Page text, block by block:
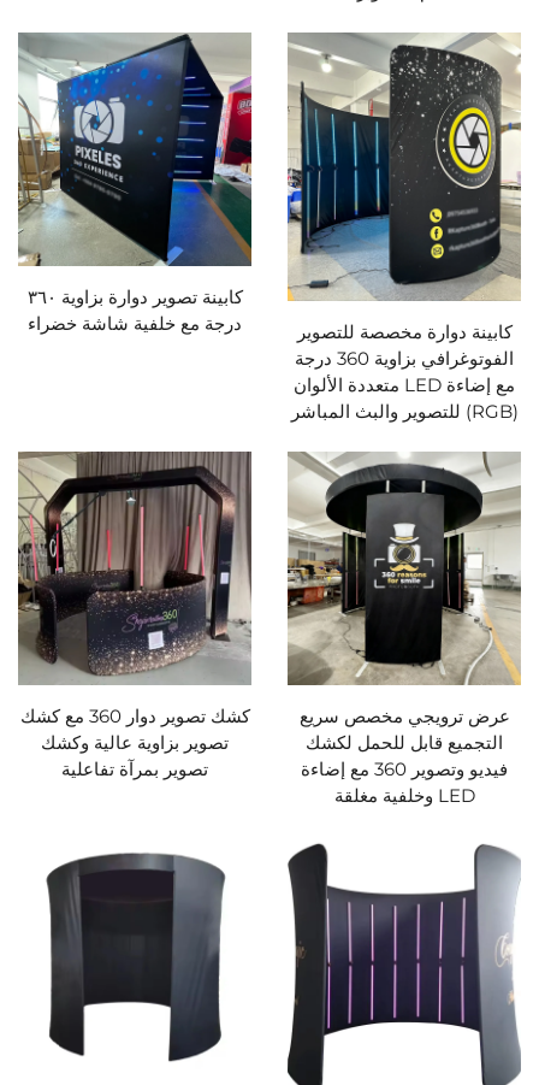
كابينة دوارة مخصصة للتصوير
الفوتوغرافي بزاوية 360 درجة
مع إضاءة LED متعددة الألوان
كابينة تصوير دوارة بزاوية ٣٦٠
درجة مع خلفية شاشة خضراء
عرض ترويجي مخصص سريع
التجميع قابل للحمل لكشك
فيديو وتصوير 360 مع إضاءة
LED وخلفية مغلقة
كشك تصوير دوار 360 مع كشك
تصوير بزاوية عالية وكشك
تصوير بمرآة تفاعلية